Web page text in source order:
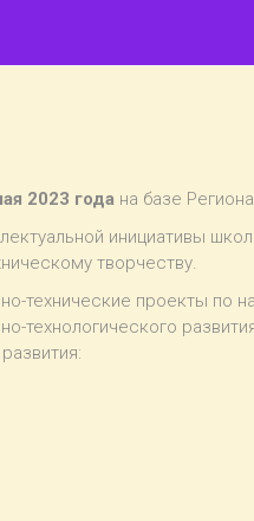
2023 года на базе
инициативы
творчеству.
технические проекты по
технологического